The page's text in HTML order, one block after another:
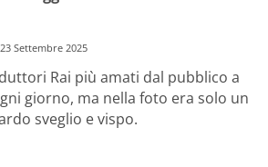
23 Settembre 2025
Rai più amati dal pubblico a
giorno, ma nella foto era solo un
sveglio e vispo.